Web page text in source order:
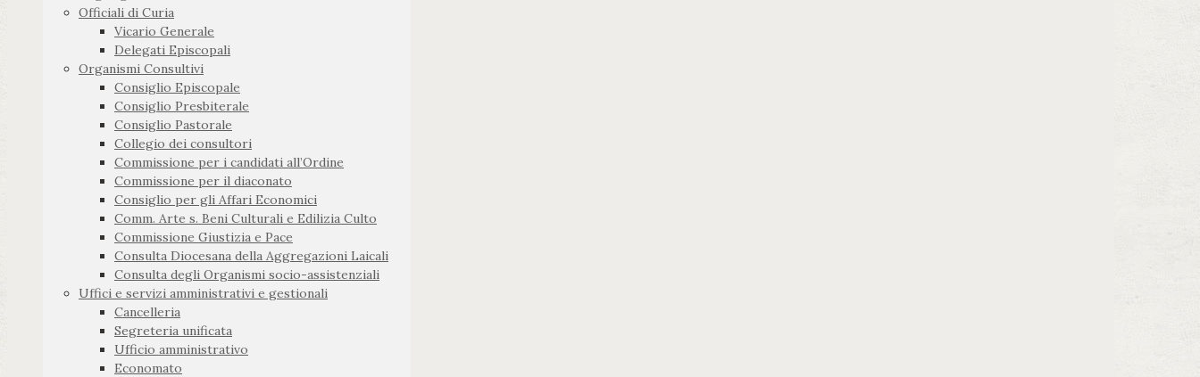
Officiali di Curia
Vicario Generale
Delegati Episcopali
Organismi Consultivi
Consiglio Episcopale
Consiglio Presbiterale
Consiglio Pastorale
Collegio dei consultori
Commissione per i candidati all’Ordine
Commissione per il diaconato
Consiglio per gli Affari Economici
Comm. Arte s. Beni Culturali e Edilizia Culto
Commissione Giustizia e Pace
Consulta Diocesana della Aggregazioni Laicali
Consulta degli Organismi socio-assistenziali
Uffici e servizi amministrativi e gestionali
Cancelleria
Segreteria unificata
Ufficio amministrativo
Economato